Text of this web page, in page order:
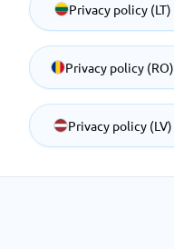
Privacy policy (LT)
Privacy policy (RO)
Privacy policy (LV)